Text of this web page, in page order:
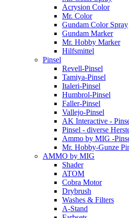
Acrysion Color
Mr. Color
Gundam Color Spray
Gundam Marker
Mr. Hobby Marker
Hilfsmittel
Pinsel
Revell-Pinsel
Tamiya-Pinsel
Italeri-Pinsel
Humbrol-Pinsel
Faller-Pinsel
Vallejo-Pinsel
AK Interactive -
Pinsel - diverse
Ammo by MIG -
Mr. Hobby-Gunze
AMMO by MIG
Shader
ATOM
Cobra Motor
Drybrush
Washes & Filters
A-Stand